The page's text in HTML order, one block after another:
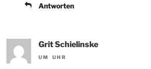
Antworten
Grit Schielinske
UM UHR